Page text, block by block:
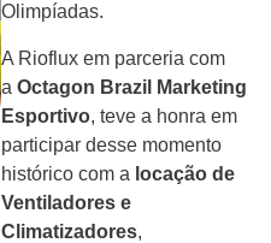
Olimpíadas.
A Rioflux em parceria com
a Octagon Brazil Marketing
Esportivo, teve a honra em
participar desse momento
histórico com a locação de
Ventiladores e
Climatizadores,